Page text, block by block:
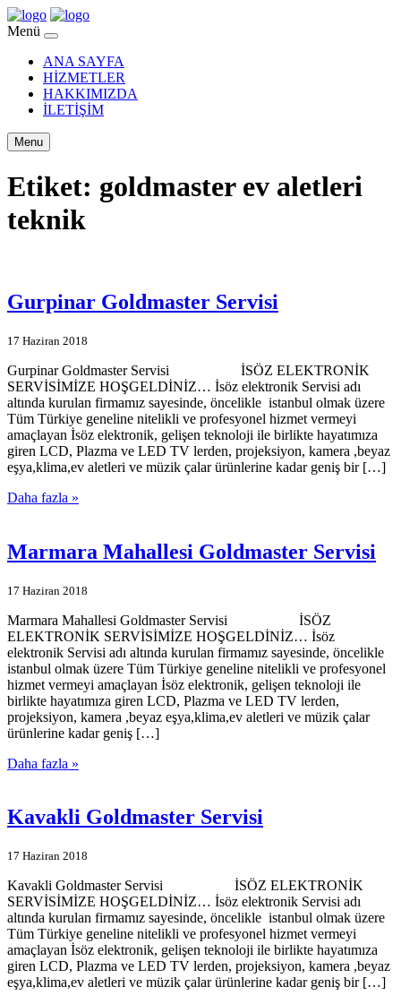
Menü
ANA SAYFA
HİZMETLER
HAKKIMIZDA
İLETİŞİM
Menu
Etiket: goldmaster ev aletleri
teknik
Gurpinar Goldmaster Servisi
17 Haziran 2018
Gurpinar Goldmaster Servisi İSÖZ ELEKTRONİK
SERVİSİMİZE HOŞGELDİNİZ… İsöz elektronik Servisi adı
altında kurulan firmamız sayesinde, öncelikle istanbul olmak üzere
Tüm Türkiye geneline nitelikli ve profesyonel hizmet vermeyi
amaçlayan İsöz elektronik, gelişen teknoloji ile birlikte hayatımıza
giren LCD, Plazma ve LED TV lerden, projeksiyon, kamera ,beyaz
eşya,klima,ev aletleri ve müzik çalar ürünlerine kadar geniş bir […]
Daha fazla »
Marmara Mahallesi Goldmaster Servisi
17 Haziran 2018
Marmara Mahallesi Goldmaster Servisi İSÖZ
ELEKTRONİK SERVİSİMİZE HOŞGELDİNİZ… İsöz
elektronik Servisi adı altında kurulan firmamız sayesinde, öncelikle
istanbul olmak üzere Tüm Türkiye geneline nitelikli ve profesyonel
hizmet vermeyi amaçlayan İsöz elektronik, gelişen teknoloji ile
birlikte hayatımıza giren LCD, Plazma ve LED TV lerden,
projeksiyon, kamera ,beyaz eşya,klima,ev aletleri ve müzik çalar
ürünlerine kadar geniş […]
Daha fazla »
Kavakli Goldmaster Servisi
17 Haziran 2018
Kavakli Goldmaster Servisi İSÖZ ELEKTRONİK
SERVİSİMİZE HOŞGELDİNİZ… İsöz elektronik Servisi adı
altında kurulan firmamız sayesinde, öncelikle istanbul olmak üzere
Tüm Türkiye geneline nitelikli ve profesyonel hizmet vermeyi
amaçlayan İsöz elektronik, gelişen teknoloji ile birlikte hayatımıza
giren LCD, Plazma ve LED TV lerden, projeksiyon, kamera ,beyaz
eşya,klima,ev aletleri ve müzik çalar ürünlerine kadar geniş bir […]